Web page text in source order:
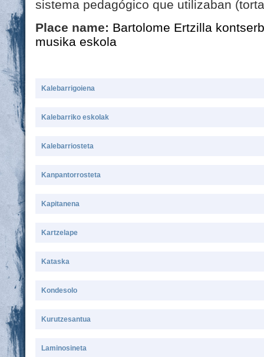
sistema pedagógico que utilizaban
Place name: Bartolome Ertzilla
musika eskola
Kalebarrigoiena
Kalebarriko eskolak
Kalebarriosteta
Kanpantorrosteta
Kapitanena
Kartzelape
Kataska
Kondesolo
Kurutzesantua
Laminosineta